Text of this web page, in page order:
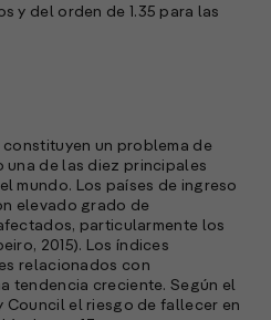
y del orden de 1.35 para las
un problema de
una de las diez principales
mundo. Los países de ingreso
elevado grado de
particularmente los
2015). Los índices
relacionados con
tendencia creciente. Según el
Council el riesgo de fallecer en